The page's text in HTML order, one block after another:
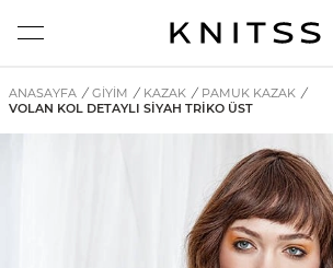
ANASAYFA / GİYİM / KAZAK / PAMUK KAZAK /
VOLAN KOL DETAYLI SIYAH TRIKO ÜST